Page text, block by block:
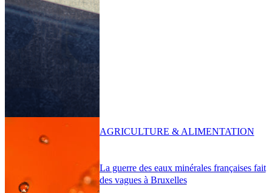
La guerre des eaux minérales françaises fait
des vagues à Bruxelles
AGRICULTURE & ALIMENTATION